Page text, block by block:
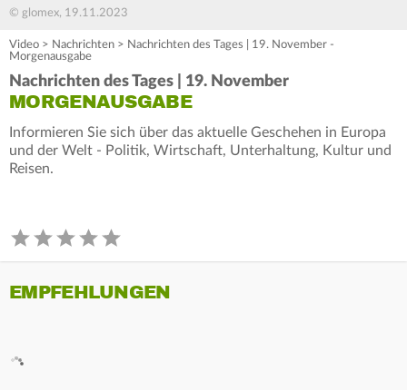
© glomex, 19.11.2023
Video > Nachrichten > Nachrichten des Tages | 19. November -
Morgenausgabe
Nachrichten des Tages | 19. November
MORGENAUSGABE
Informieren Sie sich über das aktuelle Geschehen in Europa
und der Welt - Politik, Wirtschaft, Unterhaltung, Kultur und
Reisen.
EMPFEHLUNGEN